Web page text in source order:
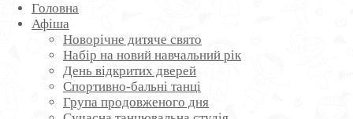
Головна
Афіша
Новорічне дитяче свято
Набір на новий навчальний рік
День відкритих дверей
Спортивно-бальні танці
Група продовженого дня